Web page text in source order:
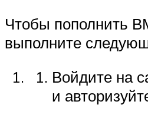
Чтобы пополнить
выполните
Войдите на
и